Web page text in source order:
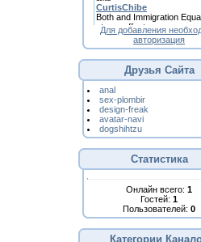
Для добавления
авторизация
Друзья Сайта
anal
sex-plombir
design-freak
avatar-navi
dogshihtzu
Статистика
Онлайн всего: 1
Гостей: 1
Пользователей: 0
Категории